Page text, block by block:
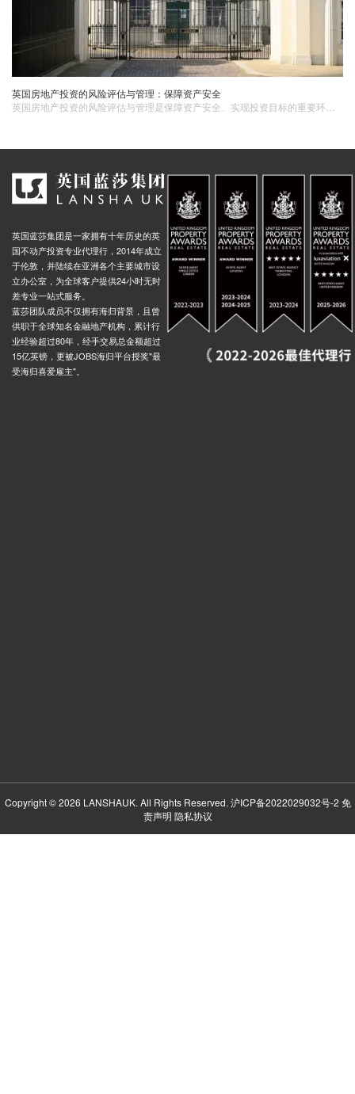
英国房地产投资的风险评估与管理：保障资产安全
英国蓝莎集团是一家拥有十年历史的英
国不动产投资专业代理行，2014年成立
于伦敦，并陆续在亚洲各个主要城市设
立办公室，为全球客户提供24小时无时
差专业一站式服务。
蓝莎团队成员不仅拥有海归背景，且曾
供职于全球知名金融地产机构，累计行
业经验超过80年，经手交易总金额超过
15亿英镑，更被JOBS海归平台授奖"最
受海归喜爱雇主"。
Copyright © 2026 LANSHAUK. All Rights Reserved. 沪ICP备2022029032号-2 免
责声明 隐私协议